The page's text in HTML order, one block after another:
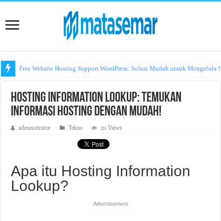
Free Website Hosting Support WordPress: Solusi Mudah untuk Mengelola
Hosting Information Lookup: Temukan
Informasi Hosting dengan Mudah!
administrator Tekno 111 Views
Apa itu Hosting Information
Lookup?
Advertisement